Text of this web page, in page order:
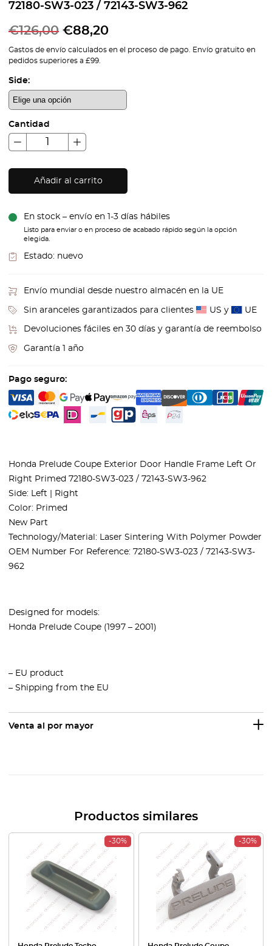
72180-SW3-023 / 72143-SW3-962
€126,00 €88,20
Gastos de envío calculados en el proceso de pago. Envío gratuito en
pedidos superiores a £99.
Side:
Cantidad
Añadir al carrito
En stock – envío en 1-3 días hábiles
Listo para enviar o en proceso de acabado rápido según la opción
elegida.
Estado: nuevo
Envío mundial desde nuestro almacén en la UE
Sin aranceles garantizados para clientes US y UE
Devoluciones fáciles en 30 días y garantía de reembolso
Garantía 1 año
Pago seguro:
Honda Prelude Coupe Exterior Door Handle Frame Left Or
Right Primed 72180-SW3-023 / 72143-SW3-962
Side: Left | Right
Color: Primed
New Part
Technology/Material: Laser Sintering With Polymer Powder
OEM Number For Reference: 72180-SW3-023 / 72143-SW3-
962
Designed for models:
Honda Prelude Coupe (1997 – 2001)
– EU product
– Shipping from the EU
Venta al por mayor
Productos similares
-30% -30%